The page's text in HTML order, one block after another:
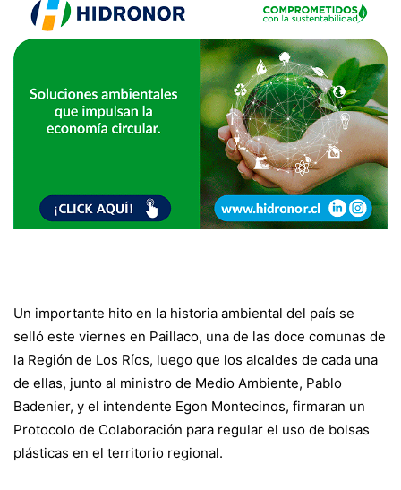
Un importante hito en la historia ambiental del país se
selló este viernes en Paillaco, una de las doce comunas de
la Región de Los Ríos, luego que los alcaldes de cada una
de ellas, junto al ministro de Medio Ambiente, Pablo
Badenier, y el intendente Egon Montecinos, firmaran un
Protocolo de Colaboración para regular el uso de bolsas
plásticas en el territorio regional.